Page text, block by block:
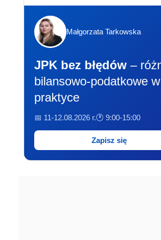
Małgorzata Tarkowska
JPK bez błędów –
bilansowo-podatkowe w
praktyce
📅 11-12.08.2026 r.🕐 9:00-15:00
Zapisz się